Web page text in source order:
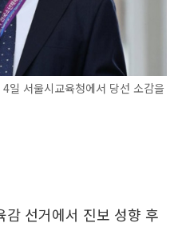
일 서울시교육청에서 당선 소감을
감 선거에서 진보 성향 후